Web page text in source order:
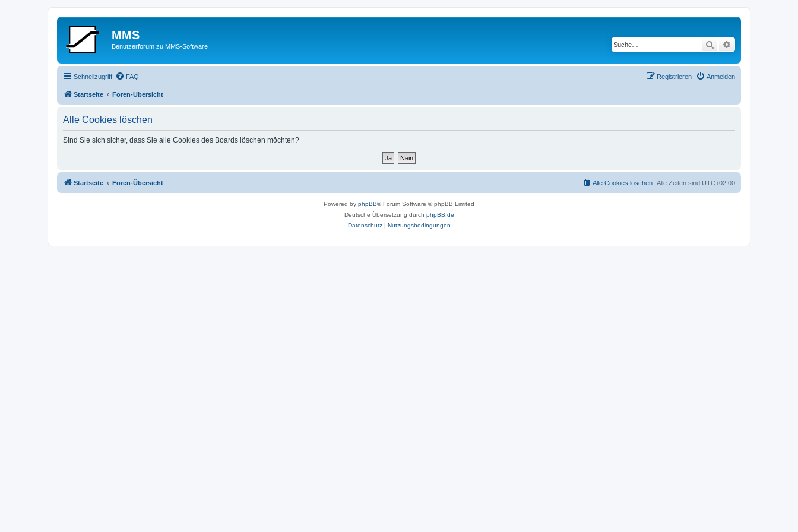
MMS
Benutzerforum zu MMS-Software Suche
Schnellzugriff FAQ Anmelden
Registrieren
Startseite Foren-Übersicht
Alle Cookies löschen
Sind Sie sich sicher, dass Sie alle Cookies des Boards löschen möchten?
Startseite Foren-Übersicht Alle Zeiten sind UTC+02:00
Alle Cookies löschen
Powered by phpBB® Forum Software © phpBB Limited
Deutsche Übersetzung durch phpBB.de
Datenschutz| Nutzungsbedingungen